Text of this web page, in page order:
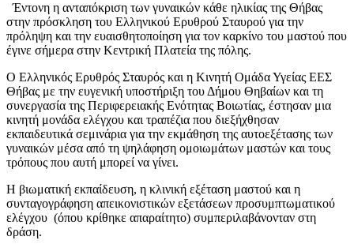
Έντονη η ανταπόκριση των γυναικών κάθε ηλικίας της Θήβας
στην πρόσκληση του Ελληνικού Ερυθρού Σταυρού για την
πρόληψη και την ευαισθητοποίηση για τον καρκίνο του μαστού που
έγινε σήμερα στην Κεντρική Πλατεία της πόλης.
Ο Ελληνικός Ερυθρός Σταυρός και η Κινητή Ομάδα Υγείας ΕΕΣ
Θήβας με την ευγενική υποστήριξη του Δήμου Θηβαίων και τη
συνεργασία της Περιφερειακής Ενότητας Βοιωτίας, έστησαν μια
κινητή μονάδα ελέγχου και τραπέζια που διεξήχθησαν
εκπαιδευτικά σεμινάρια για την εκμάθηση της αυτοεξέτασης των
γυναικών μέσα από τη ψηλάφηση ομοιωμάτων μαστών και τους
τρόπους που αυτή μπορεί να γίνει.
Η βιωματική εκπαίδευση, η κλινική εξέταση μαστού και η
συνταγογράφηση απεικονιστικών εξετάσεων προσυμπτωματικού
ελέγχου (όπου κρίθηκε απαραίτητο) συμπεριλαβάνονταν στη
δράση.